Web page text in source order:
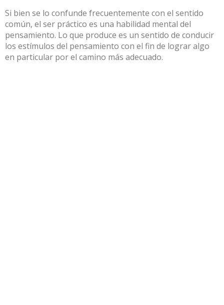
Si bien se lo confunde frecuentemente con el sentido
común, el ser práctico es una habilidad mental del
pensamiento. Lo que produce es un sentido de conducir
los estímulos del pensamiento con el fin de lograr algo
en particular por el camino más adecuado.